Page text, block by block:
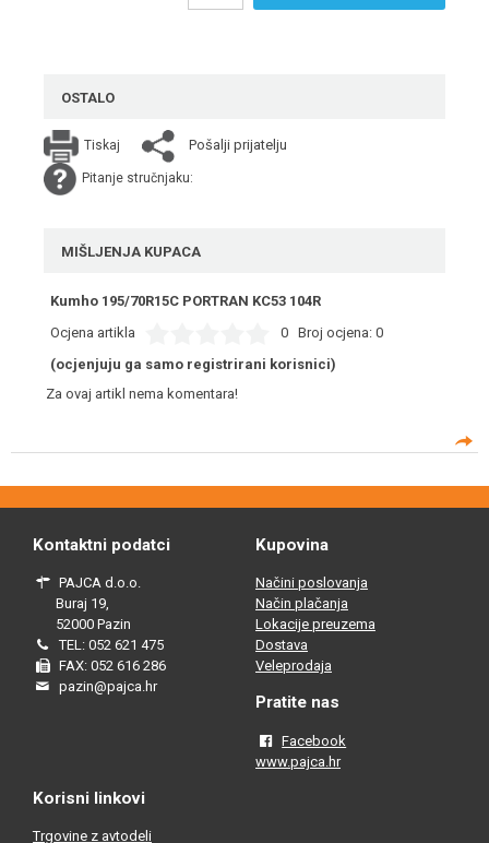
OSTALO
Tiskaj Pošalji prijatelju
Pitanje stručnjaku:
MIŠLJENJA KUPACA
Kumho 195/70R15C PORTRAN KC53 104R
Ocjena artikla
0 Broj ocjena: 0
(ocjenjuju ga samo registrirani korisnici)
Za ovaj artikl nema komentara!
Kontaktni podatci
PAJCA d.o.o.
Buraj 19,
52000 Pazin
TEL: 052 621 475
FAX: 052 616 286
pazin@pajca.hr
Kupovina
Načini poslovanja
Način plačanja
Lokacije preuzema
Dostava
Veleprodaja
Pratite nas
Facebook
www.pajca.hr
Korisni linkovi
Trgovine z avtodeli